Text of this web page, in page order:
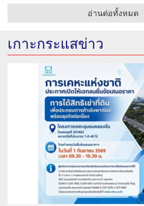
อ่านต่อทั้งหมด
เกาะกระแสข่าว